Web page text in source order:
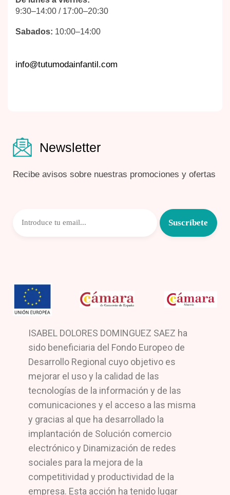
9:30–14:00 / 17:00–20:30
Sabados: 10:00–14:00
info@tutumodainfantil.com
Newsletter
Recibe avisos sobre nuestras promociones y ofertas
ISABEL DOLORES DOMINGUEZ SAEZ ha
sido beneficiaria del Fondo Europeo de
Desarrollo Regional cuyo objetivo es
mejorar el uso y la calidad de las
tecnologías de la información y de las
comunicaciones y el acceso a las misma
y gracias al que ha desarrollado la
implantación de Solución comercio
electrónico y Dinamización de redes
sociales para la mejora de la
competitividad y productividad de la
empresa. Esta acción ha tenido lugar